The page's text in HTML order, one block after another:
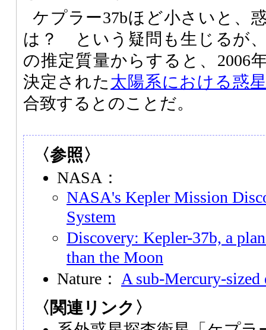
ケプラー37bほど小さいと、
は？ という疑問も生じるが
の推定質量からすると、2006
決定された太陽系における惑
合致するとのことだ。
〈参照〉
NASA：
NASA's Kepler Mission
System
Discovery: Kepler-37b, a
than the Moon
Nature： A sub-Mercury-sized
〈関連リンク〉